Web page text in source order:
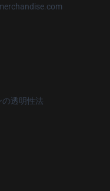
の透明性法